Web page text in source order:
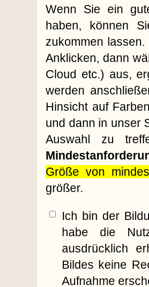
Wenn Sie ein
haben, können
zukommen
Anklicken, dann
Cloud etc.) aus,
werden
Hinsicht auf
und dann in unser
Auswahl zu
Größe von
größer.
Ich bin der
habe die
ausdrücklich
Bildes keine
Aufnahme